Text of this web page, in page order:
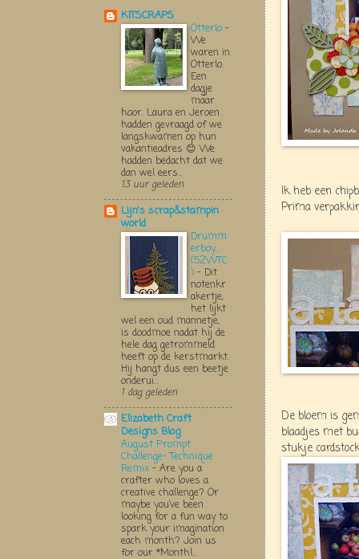
Ik heb een
Prima
De bloem is
blaadjes met
stukje
KITSCRAPS
Otterlo -
We
waren in
Otterlo.
Een
dagje
maar
hoor. Laura en Jeroen
hadden gevraagd of we
langskwamen op hun
vakantieadres 😊 We
hadden bedacht dat we
dan wel eers...
13 uur geleden
Lijn's scrap&stampin
world
Drumm
erboy....
(52WTC
) - Dit
notenkr
akertje,
het lijkt
wel een oud mannetje,
is doodmoe nadat hij de
hele dag getrommeld
heeft op de kerstmarkt.
Hij hangt dus een beetje
onderui...
1 dag geleden
Elizabeth Craft
Designs Blog
August Prompt
Challenge- Technique
Remix - Are you a
crafter who loves a
creative challenge? Or
maybe you’ve been
looking for a fun way to
spark your imagination
each month? Join us
for our *Monthl...